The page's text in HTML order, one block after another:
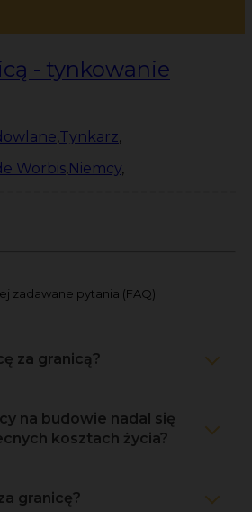
- tynkowanie
,Tynkarz,
Worbis,Niemcy,
zadawane pytania (FAQ)
za granicą?
na budowie nadal się
kosztach życia?
granicę?